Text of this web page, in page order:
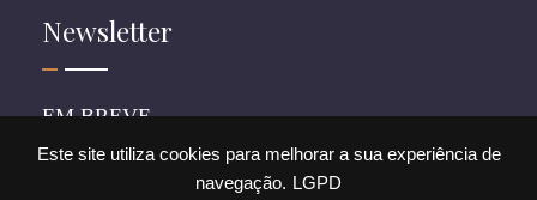
Este site utiliza cookies para melhorar a sua experiência de
navegação. LGPD
Newsletter
EM BREVE